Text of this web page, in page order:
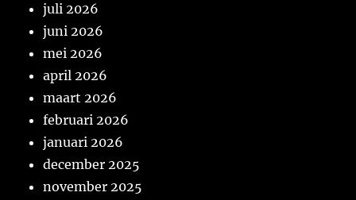
juli 2026
juni 2026
mei 2026
april 2026
maart 2026
februari 2026
januari 2026
december 2025
november 2025